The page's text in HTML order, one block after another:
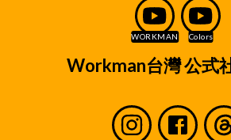
Workman台灣 公式